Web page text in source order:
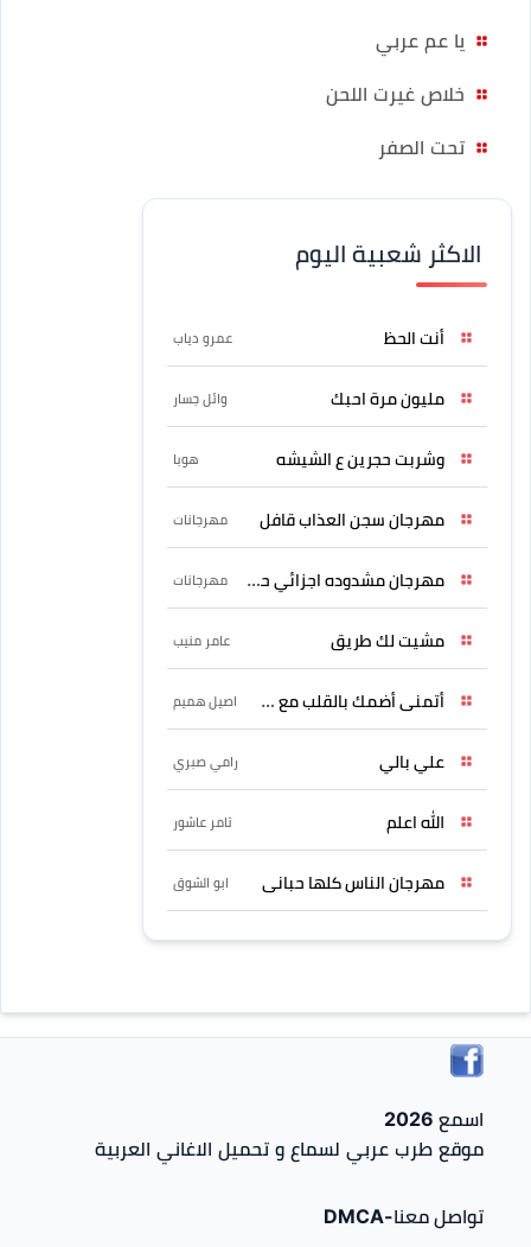
يا عم عربي
خلاص غيرت اللحن
تحت الصفر
الاكثر شعبية اليوم
أنت الحظ عمرو دياب
مليون مرة احبك وائل جسار
وشربت حجرين ع الشيشه هوبا
مهرجان سجن العذاب قافل مهرجانات
مهرجان مشدوده اجزائي حربونى مهرجانات
مشيت لك طريق عامر منيب
أتمنى أضمك بالقلب مع حسين اصيل هميم
علي بالي رامي صبري
الله اعلم تامر عاشور
مهرجان الناس كلها حبانى ابو الشوق
اسمع 2026
موقع طرب عربي لسماع و تحميل الاغاني العربية
تواصل معنا-DMCA